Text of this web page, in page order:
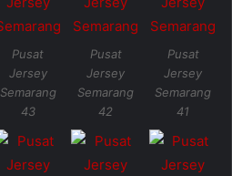
Pusat
Jersey
Semarang
43
Pusat
Jersey
Semarang
42
Pusat
Jersey
Semarang
41